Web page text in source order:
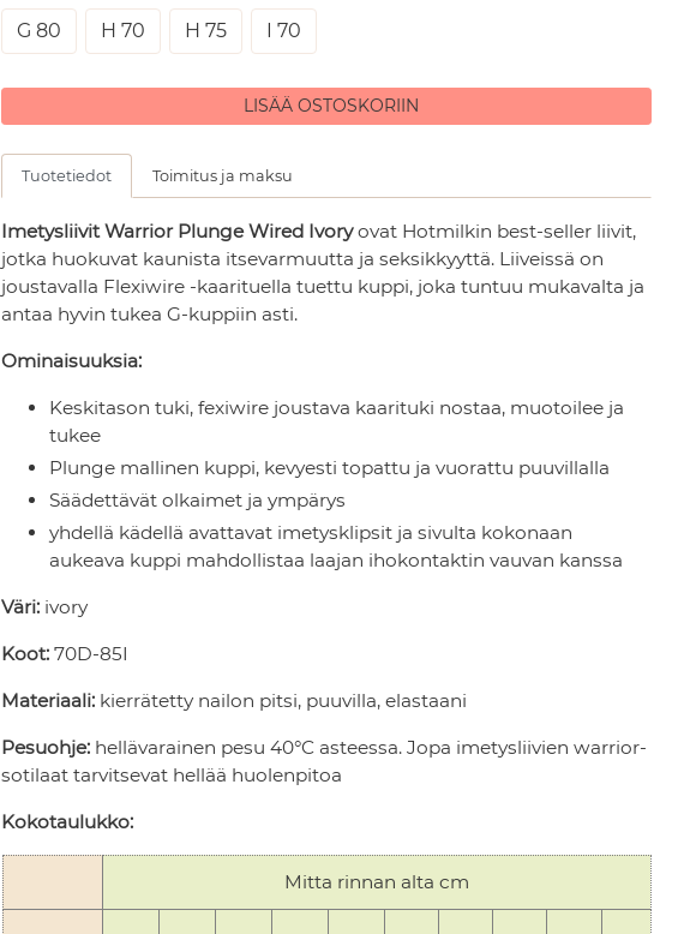
G 80 H 70 H 75 I 70
LISÄÄ OSTOSKORIIN
Tuotetiedot Toimitus ja maksu
Imetysliivit Warrior Plunge Wired Ivoryovat Hotmilkin best-seller liivit,
jotka huokuvat kaunista itsevarmuutta ja seksikkyyttä. Liiveissä on
joustavalla Flexiwire -kaarituella tuettu kuppi, joka tuntuu mukavalta ja
antaa hyvin tukea G-kuppiin asti.
Ominaisuuksia:
Keskitason tuki, fexiwire joustava kaarituki nostaa, muotoilee ja
tukee
Plunge mallinen kuppi, kevyesti topattu ja vuorattu puuvillalla
Säädettävät olkaimet ja ympärys
yhdellä kädellä avattavat imetysklipsit ja sivulta kokonaan
aukeava kuppi mahdollistaa laajan ihokontaktin vauvan kanssa
Väri: ivory
Koot: 70D-85I
Materiaali: kierrätetty nailon pitsi, puuvilla, elastaani
Pesuohje: hellävarainen pesu 40°C asteessa. Jopa imetysliivien warrior-
sotilaat tarvitsevat hellää huolenpitoa
Kokotaulukko:
Mitta rinnan alta cm